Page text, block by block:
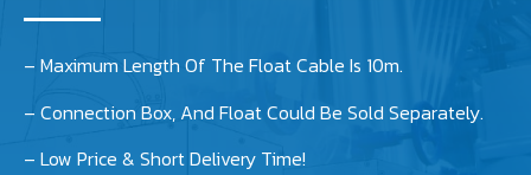
– Maximum Length Of The Float Cable Is 10m.
– Connection Box, And Float Could Be Sold Separately.
– Low Price & Short Delivery Time!